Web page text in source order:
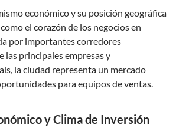
económico y su posición geográfica
el corazón de los negocios en
por importantes corredores
las principales empresas y
la ciudad representa un mercado
para equipos de ventas.
y Clima de Inversión